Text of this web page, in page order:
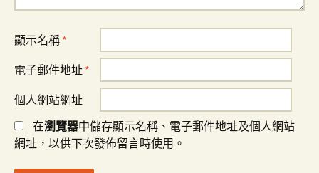
顯示名稱 *
電子郵件地址 *
個人網站網址
在瀏覽器中儲存顯示名稱、電子郵件地址及個人網站
網址，以供下次發佈留言時使用。